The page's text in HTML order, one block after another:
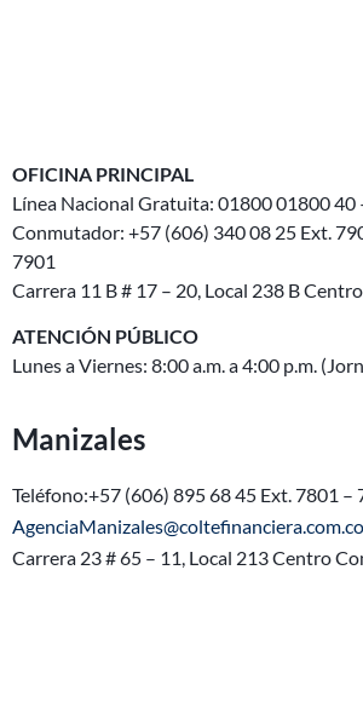
OFICINA PRINCIPAL
Línea Nacional Gratuita: 01800 01800 40
Conmutador: +57 (606) 340 08 25 Ext.
7901
Carrera 11 B # 17 – 20, Local 238 B
ATENCIÓN PÚBLICO
Lunes a Viernes: 8:00 a.m. a 4:00 p.m.
Manizales
Teléfono:+57 (606) 895 68 45 Ext. 7801 –
AgenciaManizales@coltefinanciera.com.co
Carrera 23 # 65 – 11, Local 213 Centro